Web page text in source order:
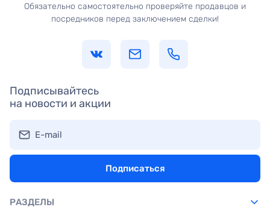
Обязательно самостоятельно проверяйте продавцов и
посредников перед заключением сделки!
Подписывайтесь
на новости и акции
E-mail
Подписаться
РАЗДЕЛЫ